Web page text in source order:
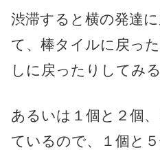
渋滞すると横の発達
て、棒タイルに戻っ
しに戻ったりしてみる
あるいは１個と２個
ているので、１個と